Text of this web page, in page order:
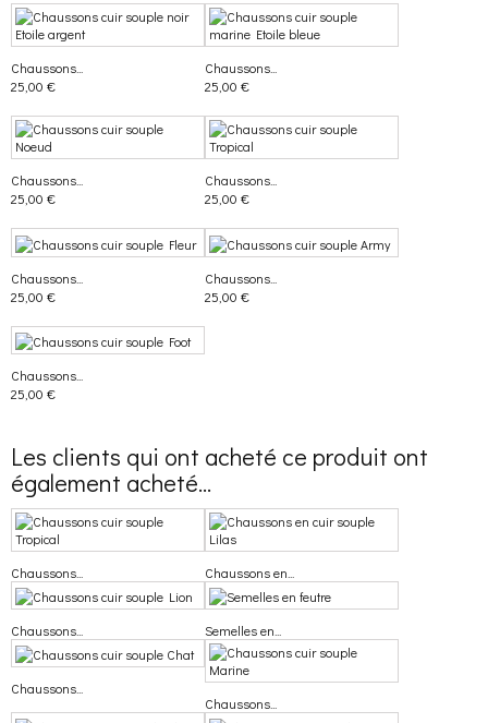
Chaussons...
25,00 €
Chaussons...
25,00 €
Chaussons...
25,00 €
Chaussons...
25,00 €
Chaussons...
25,00 €
Chaussons...
25,00 €
Chaussons...
25,00 €
Les clients qui ont acheté ce produit ont
également acheté...
Chaussons... Chaussons en...
Chaussons... Semelles en...
Chaussons...
Chaussons...